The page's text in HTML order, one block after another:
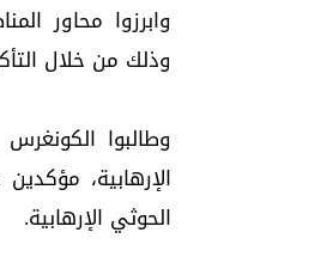
وابرزوا محاور
وذلك من خلال
وطالبوا
الإرهابية،
الحوثي الإرهابية.